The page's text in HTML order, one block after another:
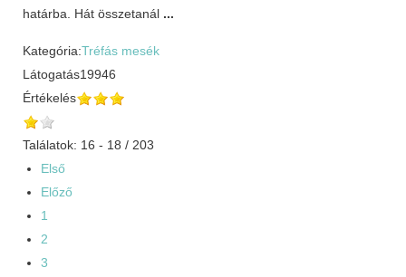
határba. Hát összetanál ...
Kategória:Tréfás mesék
Látogatás19946
Értékelés
Találatok: 16 - 18 / 203
Első
Előző
1
2
3